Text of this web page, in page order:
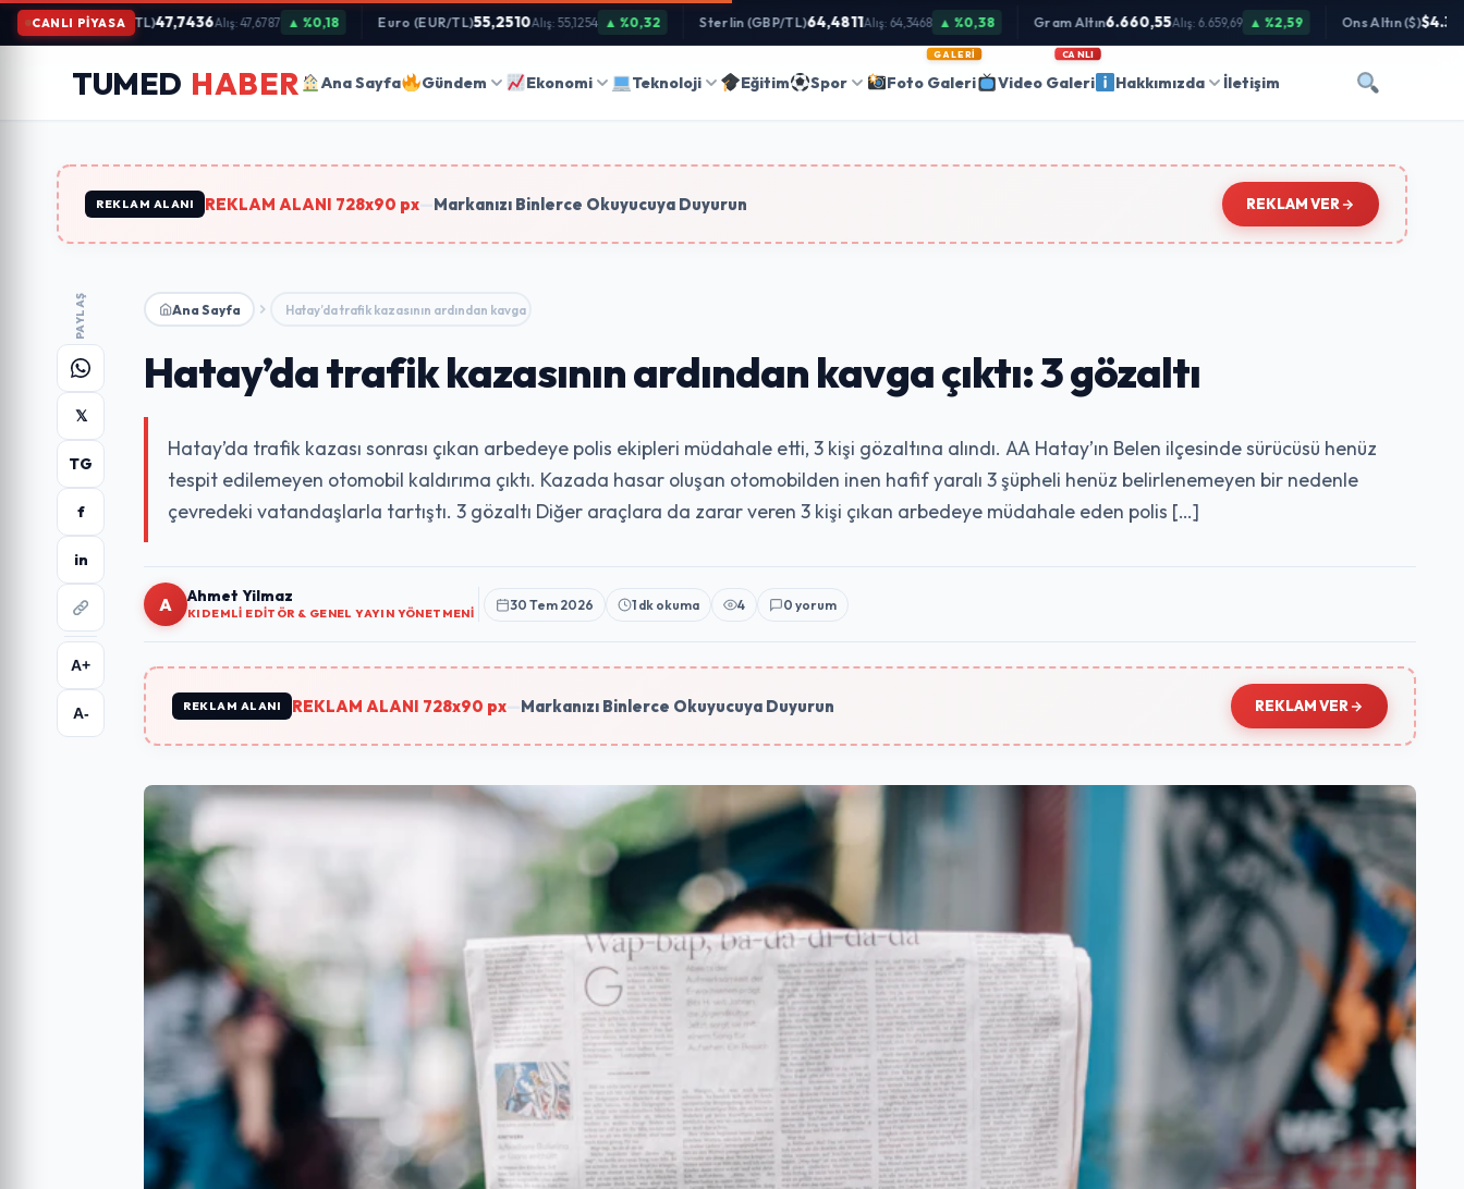
İçeriğe
Atla
CANLI PİYASA
Dolar (USD/TL) 47,7436Alış: 47,6787 ▲ %0,18 Euro (EUR/TL)55,2510Alış: 55,1254 ▲ %0,32 Sterlin (GBP/TL)64,4811Alış: 64,3468 ▲ %0,38 Gram Altın6.660,55Alış: 6.659,69 ▲ %2,59 Ons Altın ($)
TUMED HABER Ana Sayfa Gündem Ekonomi Teknoloji Eğitim Spor Foto Galeri
GALERI
Video Galeri
CANLI
Hakkımızda İletişim
Arama
REKLAM ALANI REKLAM ALANI 728x90 px—Markanızı Binlerce Okuyucuya Duyurun REKLAM VER
PAYLAŞ
𝕏
TG
f
in
A+
A-
Ana Sayfa Hatay’da trafik kazasının ardından kavga çıktı: 3…
Hatay’da trafik kazasının ardından kavga çıktı: 3 gözaltı
Hatay’da trafik kazası sonrası çıkan arbedeye polis ekipleri müdahale etti, 3 kişi gözaltına alındı. AA Hatay’ın Belen ilçesinde sürücüsü henüz
tespit edilemeyen otomobil kaldırıma çıktı. Kazada hasar oluşan otomobilden inen hafif yaralı 3 şüpheli henüz belirlenemeyen bir nedenle
çevredeki vatandaşlarla tartıştı. 3 gözaltı Diğer araçlara da zarar veren 3 kişi çıkan arbedeye müdahale eden polis […]
A Ahmet Yilmaz
KIDEMLI EDITÖR & GENEL YAYIN YÖNETMENI
30 Tem 2026 1 dk okuma 4 0 yorum
REKLAM ALANI REKLAM ALANI 728x90 px—Markanızı Binlerce Okuyucuya Duyurun REKLAM VER